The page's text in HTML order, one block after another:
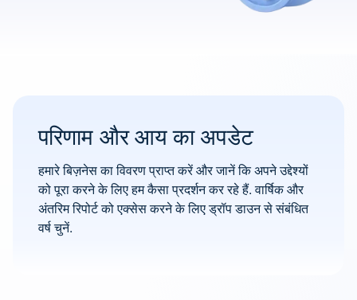
परिणाम और आय का अपडेट
हमारे बिज़नेस का विवरण प्राप्त करें और जानें कि अपने उद्देश्यों
को पूरा करने के लिए हम कैसा प्रदर्शन कर रहे हैं. वार्षिक और
अंतरिम रिपोर्ट को एक्सेस करने के लिए ड्रॉप डाउन से संबंधित
वर्ष चुनें.